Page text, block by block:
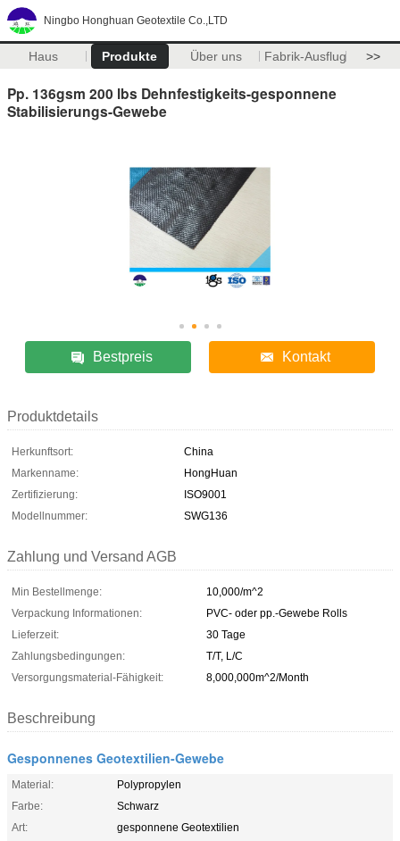
Ningbo Honghuan Geotextile Co.,LTD
Haus Produkte Über uns Fabrik-Ausflug >>
Pp. 136gsm 200 lbs Dehnfestigkeits-gesponnene
Stabilisierungs-Gewebe
Bestpreis Kontakt
Produktdetails
Herkunftsort:
China
Markenname:
HongHuan
Zertifizierung:
ISO9001
Modellnummer:
SWG136
Zahlung und Versand AGB
Min Bestellmenge:
10,000/m^2
Verpackung Informationen:
PVC- oder pp.-Gewebe Rolls
Lieferzeit:
30 Tage
Zahlungsbedingungen:
T/T, L/C
Versorgungsmaterial-Fähigkeit:
8,000,000m^2/Month
Beschreibung
Gesponnenes Geotextilien-Gewebe
Material:
Polypropylen
Farbe:
Schwarz
Art:
gesponnene Geotextilien